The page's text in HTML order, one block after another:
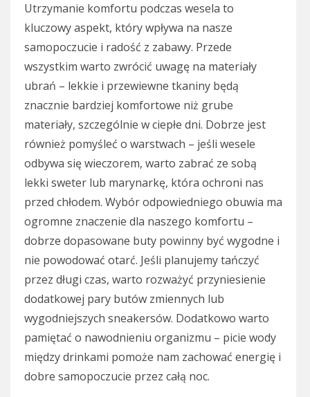
Utrzymanie komfortu podczas wesela to
kluczowy aspekt, który wpływa na nasze
samopoczucie i radość z zabawy. Przede
wszystkim warto zwrócić uwagę na materiały
ubrań – lekkie i przewiewne tkaniny będą
znacznie bardziej komfortowe niż grube
materiały, szczególnie w ciepłe dni. Dobrze jest
również pomyśleć o warstwach – jeśli wesele
odbywa się wieczorem, warto zabrać ze sobą
lekki sweter lub marynarkę, która ochroni nas
przed chłodem. Wybór odpowiedniego obuwia ma
ogromne znaczenie dla naszego komfortu –
dobrze dopasowane buty powinny być wygodne i
nie powodować otarć. Jeśli planujemy tańczyć
przez długi czas, warto rozważyć przyniesienie
dodatkowej pary butów zmiennych lub
wygodniejszych sneakersów. Dodatkowo warto
pamiętać o nawodnieniu organizmu – picie wody
między drinkami pomoże nam zachować energię i
dobre samopoczucie przez całą noc.